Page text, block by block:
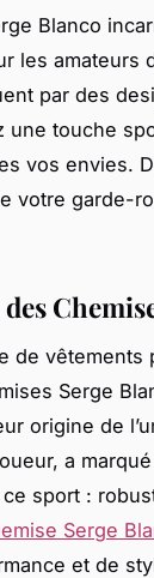
Blanco
les amateurs
par des
une touche
vos envies.
votre garde-
de
Serge
origine de
a
ce sport :
Serge
et de